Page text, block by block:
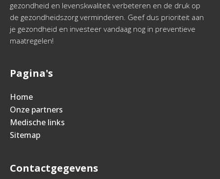
gezondheid en levenskwaliteit verbeteren en de druk op
de gezondheidszorg verminderen. Geef dus prioriteit aan
je gezondheid en investeer vandaag nog in preventieve
maatregelen!
Pagina's
Home
Onze partners
Medische links
Sitemap
Contactgegevens